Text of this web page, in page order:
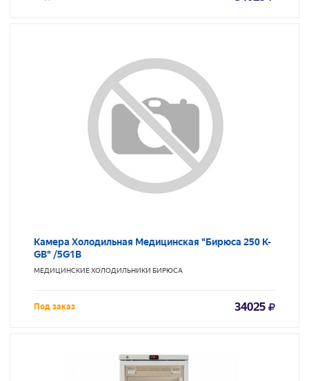
Камера Холодильная Медицинская "Бирюса 250 K-
GB" /5G1B
МЕДИЦИНСКИЕ ХОЛОДИЛЬНИКИ БИРЮСА
Под заказ 34025